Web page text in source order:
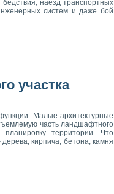
наезд транспортных
систем и даже бой
участка
Малые архитектурные
часть ландшафтного
территории. Что
кирпича, бетона, камня